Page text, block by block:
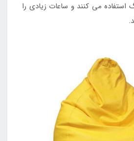
استفاده می کنند و ساعات زیادی را